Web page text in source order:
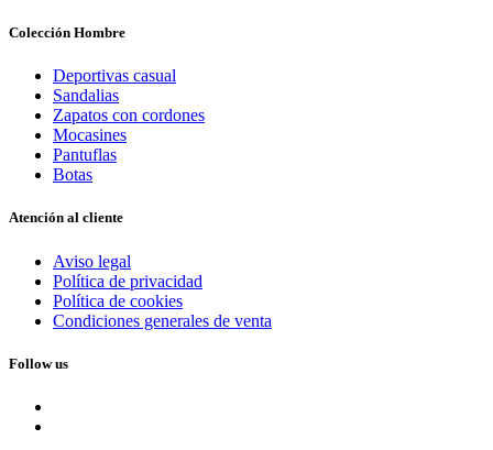
Colección Hombre
Deportivas casual
Sandalias
Zapatos con cordones
Mocasines
Pantuflas
Botas
Atención al cliente
Aviso legal
Política de privacidad
Política de cookies
Condiciones generales de venta
Follow us